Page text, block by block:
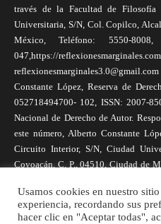
través de la Facultad de
Universitaria, S/N, Col. Copilco,
México, Teléfono: 5550-
047,https://
Constante López, Reserva de
052718494700- 102, ISSN: 2007-
Nacional de Derecho de Autor.
este número, Alberto Constante
Circuito Interior, S/N, Ciudad
Coyoacán, C. P., 04510, Ciudad de
necesariamente reflejan la postura
Autónoma de México. Los autores
Usamos cookies en nuestro
experiencia, recordando sus
hacer clic en "Aceptar todas",